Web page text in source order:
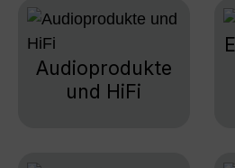
Audioprodukte
und HiFi